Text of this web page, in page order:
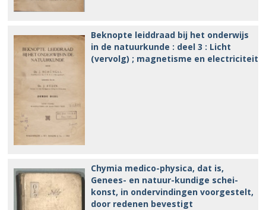
Beknopte leiddraad bij het onderwijs
in de natuurkunde : deel 3 : Licht
(vervolg) ; magnetisme en electriciteit
Chymia medico-physica, dat is,
Genees- en natuur-kundige schei-
konst, in ondervindingen voorgestelt,
door redenen bevestigt